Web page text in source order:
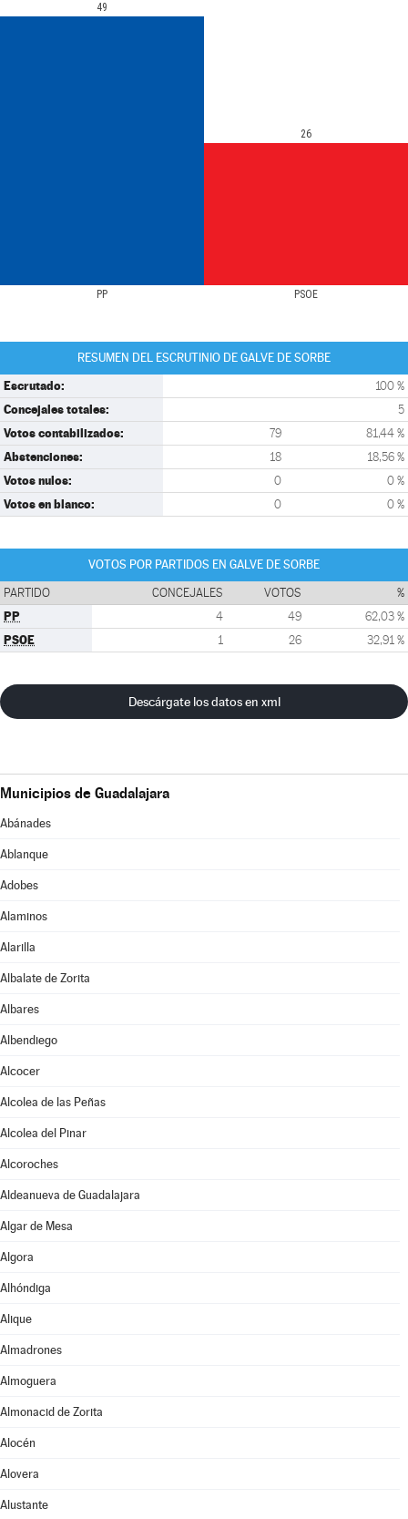
PP PSOE
49
26
RESUMEN DEL ESCRUTINIO DE GALVE DE SORBE
Escrutado: 100 %
Concejales totales: 5
Votos contabilizados: 79 81,44 %
Abstenciones: 18 18,56 %
Votos nulos: 0 0 %
Votos en blanco: 0 0 %
VOTOS POR PARTIDOS EN GALVE DE SORBE
PARTIDO CONCEJALES VOTOS %
PP 4 49 62,03 %
PSOE 1 26 32,91 %
Descárgate los datos en xml
Municipios de Guadalajara
Abánades
Ablanque
Adobes
Alaminos
Alarilla
Albalate de Zorita
Albares
Albendiego
Alcocer
Alcolea de las Peñas
Alcolea del Pinar
Alcoroches
Aldeanueva de Guadalajara
Algar de Mesa
Algora
Alhóndiga
Alique
Almadrones
Almoguera
Almonacid de Zorita
Alocén
Alovera
Alustante